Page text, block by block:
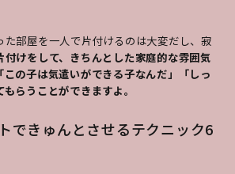
た部屋を一人で片付けるのは大変だし、寂
付けをして、きちんとした家庭的な雰囲気
この子は気遣いができる子なんだ」「しっ
らうことができますよ。
できゅんとさせるテクニック6